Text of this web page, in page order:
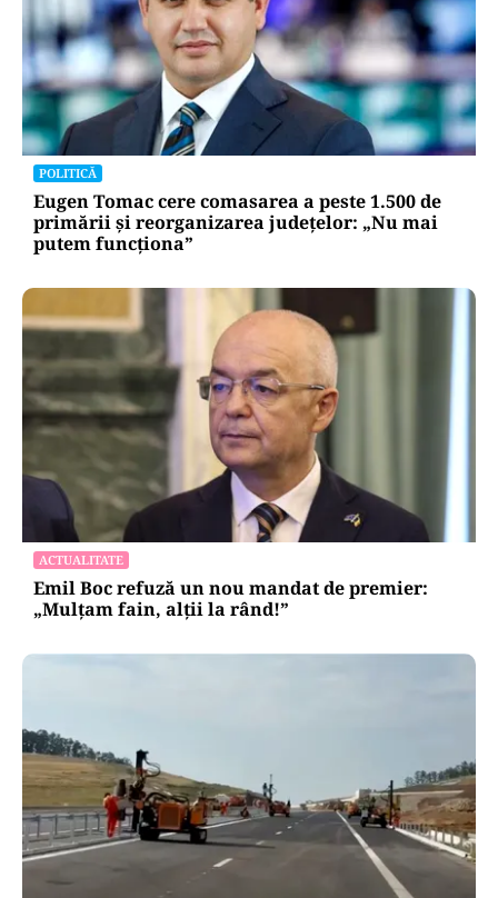
POLITICĂ
Eugen Tomac cere comasarea a peste 1.500 de
primării și reorganizarea județelor: „Nu mai
putem funcționa”
ACTUALITATE
Emil Boc refuză un nou mandat de premier:
„Mulțam fain, alții la rând!”